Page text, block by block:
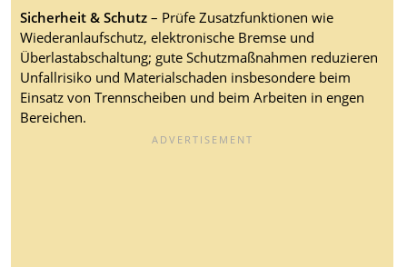
Sicherheit & Schutz– Prüfe Zusatzfunktionen wie
Wiederanlaufschutz, elektronische Bremse und
Überlastabschaltung; gute Schutzmaßnahmen reduzieren
Unfallrisiko und Materialschaden insbesondere beim
Einsatz von Trennscheiben und beim Arbeiten in engen
Bereichen.